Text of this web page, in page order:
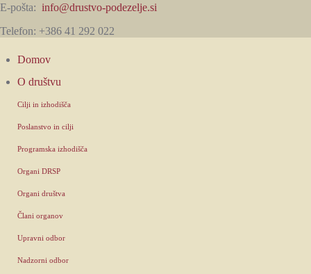
E-pošta: info@drustvo-podezelje.si
Telefon: +386 41 292 022
Domov
O društvu
Cilji in izhodišča
Poslanstvo in cilji
Programska izhodišča
Organi DRSP
Organi društva
Člani organov
Upravni odbor
Nadzorni odbor